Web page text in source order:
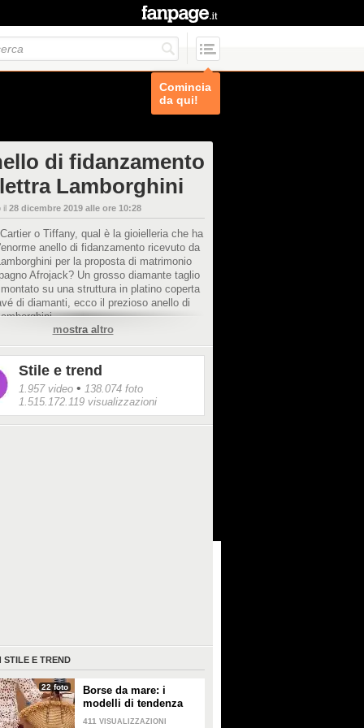
Comincia
da qui!
di fidanzamento
Lamborghini
il 28 dicembre 2019 alle ore 10:28
o Tiffany, qual è la gioielleria che ha
anello di fidanzamento ricevuto da
per la proposta di matrimonio
Afrojack? Un grosso diamante taglio
su una struttura in platino coperta
di diamanti, ecco il prezioso anello di
mostra altro
Stile e trend
1.957 video • 138.074 foto
1.515.172.119 visualizzazioni
STILE E TREND
22 foto
Borse da mare: i
modelli di tendenza
per l'estate 2026
411 VISUALIZZAZIONI